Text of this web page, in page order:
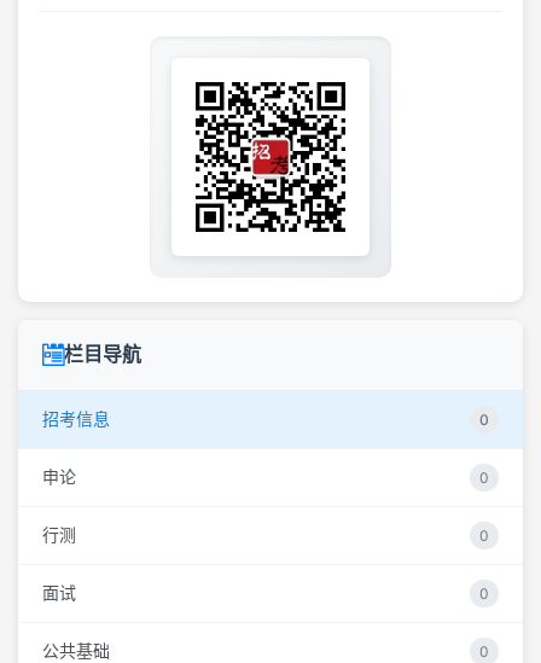
栏目导航
招考信息 0
申论 0
行测 0
面试 0
公共基础 0